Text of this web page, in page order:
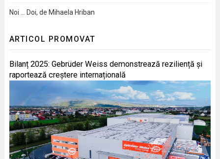
Noi … Doi, de Mihaela Hriban
ARTICOL PROMOVAT
Bilanț 2025: Gebrüder Weiss demonstrează reziliență și
raportează creștere internațională